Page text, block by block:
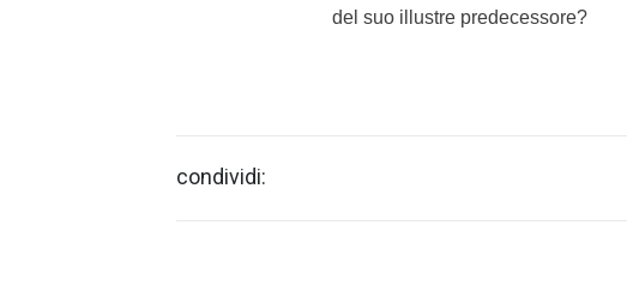
del suo illustre predecessore?
condividi: